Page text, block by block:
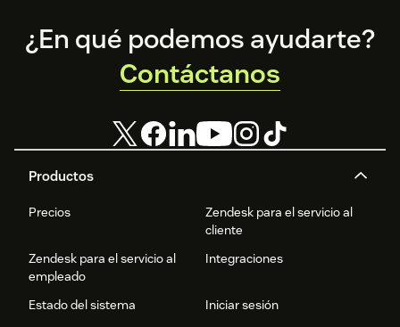
Footer
Productos
Precios
Zendesk para el servicio al
cliente
Zendesk para el servicio al
empleado
Integraciones
Estado del sistema
Iniciar sesión
¿En qué podemos ayudarte?
Contáctanos